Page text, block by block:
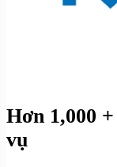
Hơn 1,000
vụ